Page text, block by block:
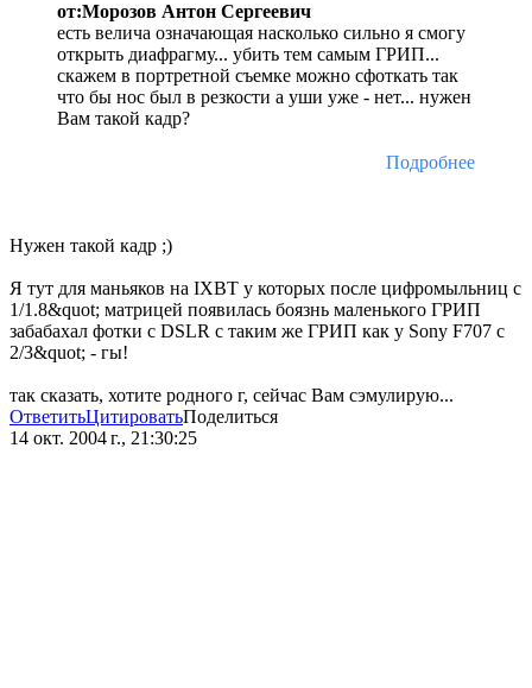
от:Морозов Антон Сергеевич
есть велича означающая насколько сильно я смогу
открыть диафрагму... убить тем самым ГРИП...
скажем в портретной съемке можно сфоткать так
что бы нос был в резкости а уши уже - нет... нужен
Вам такой кадр?
Подробнее
Нужен такой кадр ;)
Я тут для маньяков на IXBT у которых после цифромыльниц с
1/1.8&quot; матрицей появилась боязнь маленького ГРИП
забабахал фотки с DSLR с таким же ГРИП как у Sony F707 с
2/3&quot; - гы!
так сказать, хотите родного г, сейчас Вам сэмулирую...
ОтветитьЦитироватьПоделиться
14 окт. 2004 г., 21:30:25